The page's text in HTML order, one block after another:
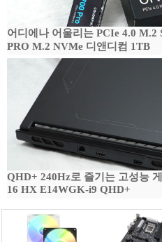
어디에나 어울리는 PCIe 4.0 M.2
PRO M.2 NVMe 디앤디컴 1TB
QHD+ 240Hz로 즐기는 고성능
16 HX E14WGK-i9 QHD+